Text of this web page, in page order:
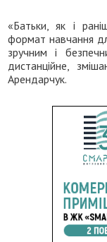
«Батьки, як і
формат навчання
зручним і
дистанційне,
Арендарчук.